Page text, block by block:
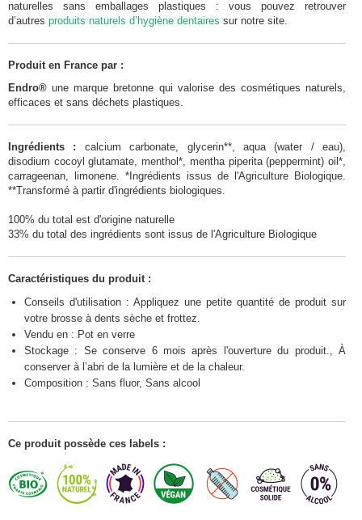
naturelles sans emballages plastiques : vous pouvez retrouver
d’autres produits naturels d’hygiène dentaires sur notre site.
Produit en France par :
Endro® une marque bretonne qui valorise des cosmétiques naturels,
efficaces et sans déchets plastiques.
Ingrédients : calcium carbonate, glycerin**, aqua (water / eau),
disodium cocoyl glutamate, menthol*, mentha piperita (peppermint) oil*,
carrageenan, limonene. *Ingrédients issus de l'Agriculture Biologique.
**Transformé à partir d'ingrédients biologiques.
100% du total est d'origine naturelle
33% du total des ingrédients sont issus de l'Agriculture Biologique
Caractéristiques du produit :
Conseils d'utilisation : Appliquez une petite quantité de produit sur
votre brosse à dents sèche et frottez.
Vendu en : Pot en verre
Stockage : Se conserve 6 mois après l'ouverture du produit., À
conserver à l’abri de la lumière et de la chaleur.
Composition : Sans fluor, Sans alcool
Ce produit possède ces labels :